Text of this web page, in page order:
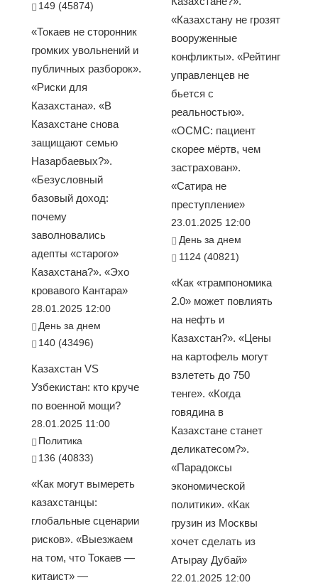
149 (45874)
«Токаев не сторонник
громких увольнений и
публичных разборок».
«Риски для
Казахстана». «В
Казахстане снова
защищают семью
Назарбаевых?».
«Безусловный
базовый доход:
почему
заволновались
адепты «старого»
Казахстана?». «Эхо
кровавого Кантара»
28.01.2025 12:00
День за днем
140 (43496)
Казахстан VS
Узбекистан: кто круче
по военной мощи?
28.01.2025 11:00
Политика
136 (40833)
«Как могут вымереть
казахстанцы:
глобальные сценарии
рисков». «Выезжаем
на том, что Токаев —
китаист» —
«Казахстану не грозят
вооруженные
конфликты». «Рейтинг
управленцев не
бьется с
реальностью».
«ОСМС: пациент
скорее мёртв, чем
застрахован».
«Сатира не
преступление»
23.01.2025 12:00
День за днем
1124 (40821)
«Как «трампономика
2.0» может повлиять
на нефть и
Казахстан?». «Цены
на картофель могут
взлететь до 750
тенге». «Когда
говядина в
Казахстане станет
деликатесом?».
«Парадоксы
экономической
политики». «Как
грузин из Москвы
хочет сделать из
Атырау Дубай»
22.01.2025 12:00